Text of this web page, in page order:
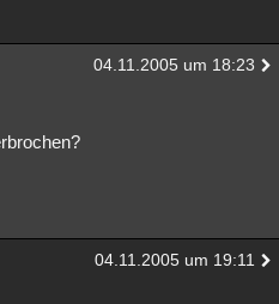
Neue Geschlossen
04.11.2005 um 18:23
04.11.2005 um 19:11